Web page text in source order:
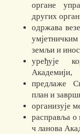
органе
других
одржава
земљи и
уређује
Академији,
предлаже
план и
организује
расправља о
ч ланова